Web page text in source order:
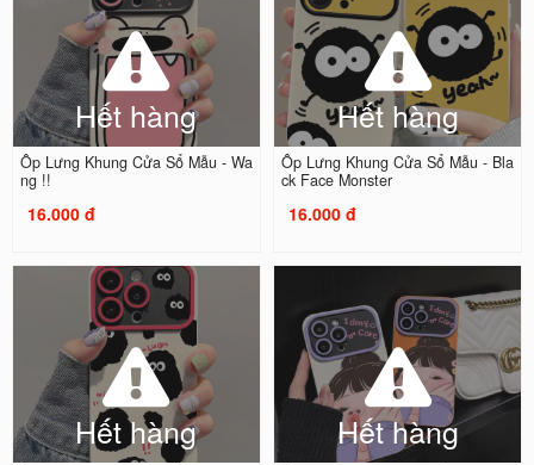
Hết hàng
Ốp Lưng Khung Cửa Sổ Mẫu - Wa
ng !!
16.000 đ
Hết hàng
Ốp Lưng Khung Cửa Sổ Mẫu - Bla
ck Face Monster
16.000 đ
Hết hàng Hết hàng